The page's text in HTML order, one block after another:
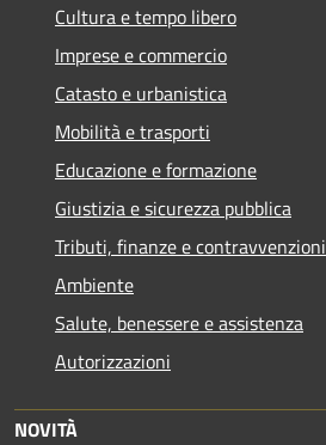
Cultura e tempo libero
Imprese e commercio
Catasto e urbanistica
Mobilità e trasporti
Educazione e formazione
Giustizia e sicurezza pubblica
Tributi, finanze e contravvenzioni
Ambiente
Salute, benessere e assistenza
Autorizzazioni
NOVITÀ